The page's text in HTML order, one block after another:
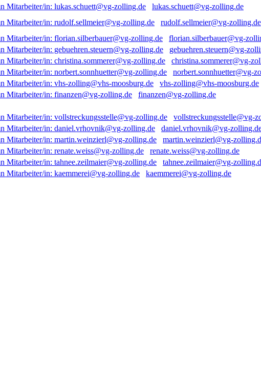
lukas.schuett@vg-zolling.de
rudolf.sellmeier@vg-zolling.de
florian.silberbauer@vg-
gebuehren.steuern@vg-
christina.sommerer@vg-
norbert.sonnhuetter@vg-
vhs-zolling@vhs-moosburg.de
finanzen@vg-zolling.de
vollstreckungsstelle@vg-
daniel.vrhovnik@vg-
martin.weinzierl@vg-
renate.weiss@vg-zolling.de
tahnee.zeilmaier@vg-
kaemmerei@vg-zolling.de